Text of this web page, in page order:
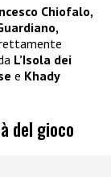
Chiofalo,
L’Isola dei
e Khady
del gioco